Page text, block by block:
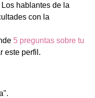
hablantes de la
con la
5 preguntas sobre tu
este perfil.